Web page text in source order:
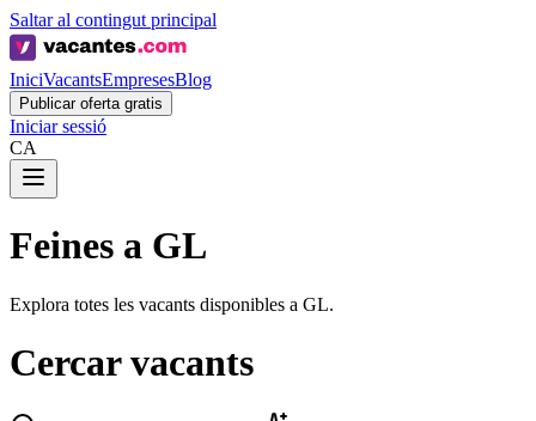
Saltar al contingut principal
IniciVacantsEmpresesBlog
Publicar oferta gratis
Iniciar sessió
CA
Feines a GL
Explora totes les vacants disponibles a GL.
Cercar vacants